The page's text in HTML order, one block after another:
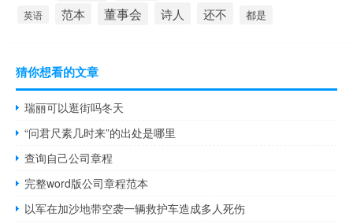
英语 范本 董事会 诗人 还不 都是
猜你想看的文章
瑞丽可以逛街吗冬天
“问君尺素几时来”的出处是哪里
查询自己公司章程
完整word版公司章程范本
以军在加沙地带空袭一辆救护车造成多人死伤